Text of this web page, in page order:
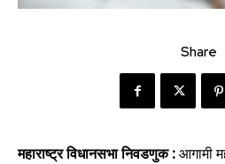
Share
महाराष्ट्र विधानसभा निवडणुक : आगामी